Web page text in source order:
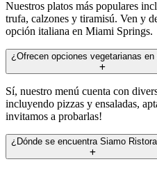
Nuestros platos más populares
trufa, calzones y tiramisú. Ven y
opción italiana en Miami Springs.
¿Ofrecen opciones vegetarianas en
Sí, nuestro menú cuenta con
incluyendo pizzas y ensaladas,
invitamos a probarlas!
¿Dónde se encuentra Siamo